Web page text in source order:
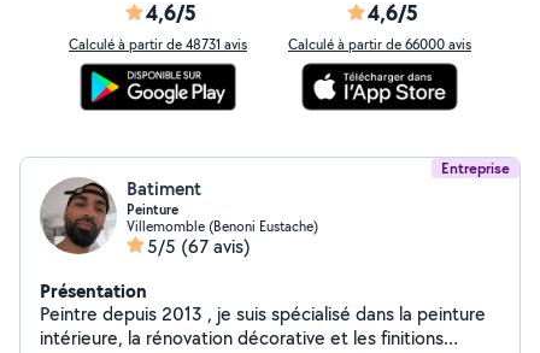
4,6/5
Calculé à partir de 48731 avis
4,6/5
Calculé à partir de 66000 avis
Entreprise
Batiment
Peinture
Villemomble (Benoni Eustache)
5/5 (67 avis)
Présentation
Peintre depuis 2013 , je suis spécialisé dans la peinture
intérieure, la rénovation décorative et les finitions